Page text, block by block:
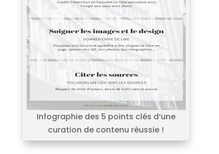
Infographie des 5 points clés d’une
curation de contenu réussie !